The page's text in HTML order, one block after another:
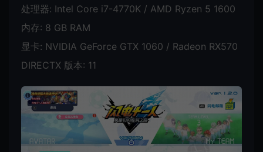
处理器: Intel Core i7-4770K / AMD Ryzen 5 1600
内存: 8 GB RAM
显卡: NVIDIA GeForce GTX 1060 / Radeon RX570
DIRECTX 版本: 11